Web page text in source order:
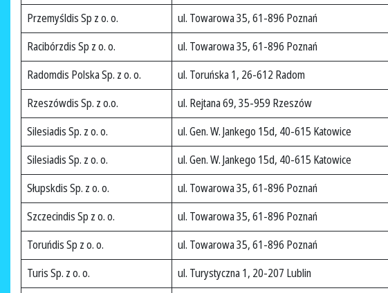
Przemyśldis Sp z o. o.
ul. Towarowa 35, 61-896 Poznań
Racibórzdis Sp z o. o.
ul. Towarowa 35, 61-896 Poznań
Radomdis Polska Sp. z o. o.
ul. Toruńska 1, 26-612 Radom
Rzeszówdis Sp. z o.o.
ul. Rejtana 69, 35-959 Rzeszów
Silesiadis Sp. z o. o.
ul. Gen. W. Jankego 15d, 40-615 Katowice
Silesiadis Sp. z o. o.
ul. Gen. W. Jankego 15d, 40-615 Katowice
Słupskdis Sp. z o. o.
ul. Towarowa 35, 61-896 Poznań
Szczecindis Sp z o. o.
ul. Towarowa 35, 61-896 Poznań
Toruńdis Sp z o. o.
ul. Towarowa 35, 61-896 Poznań
Turis Sp. z o. o.
ul. Turystyczna 1, 20-207 Lublin